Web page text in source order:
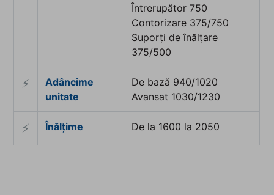
Întrerupător 750
Contorizare 375/750
Suporți de înălțare
375/500
⚡︎
Adâncime
unitate
De bază 940/1020
Avansat 1030/1230
⚡︎ Înălțime De la 1600 la 2050